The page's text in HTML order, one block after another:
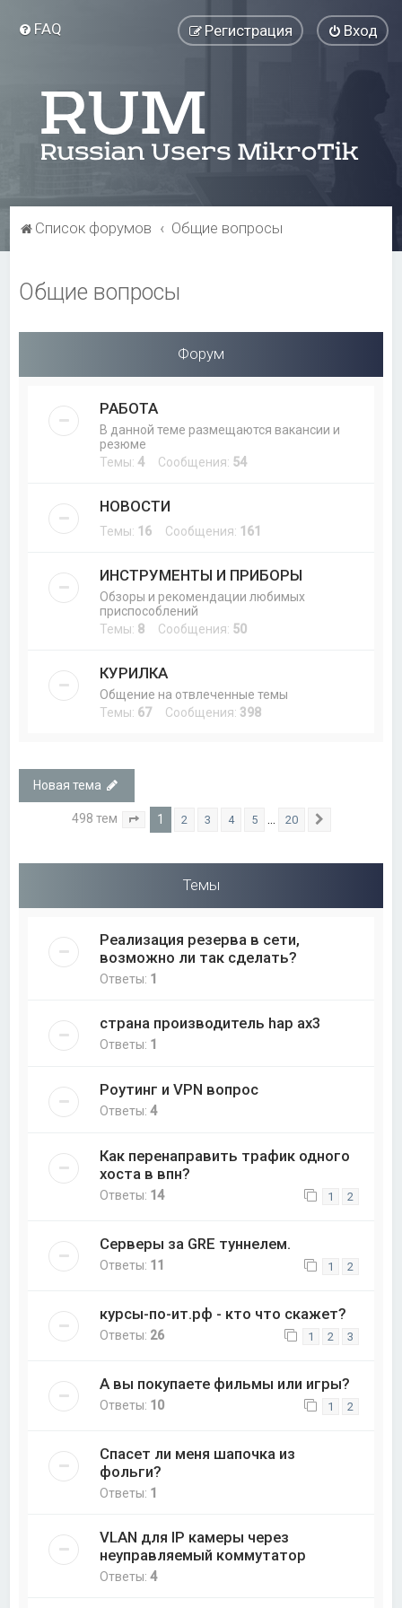
FAQ Вход
Регистрация
Список форумов Общие вопросы
Общие вопросы
Форум
РАБОТА
В данной теме размещаются вакансии и
резюме
Темы:4 Сообщения: 54
НОВОСТИ
Темы: 16 Сообщения: 161
ИНСТРУМЕНТЫ И ПРИБОРЫ
Обзоры и рекомендации любимых
приспособлений
Темы: 8 Сообщения: 50
КУРИЛКА
Общение на отвлеченные темы
Темы: 67Сообщения: 398
Новая тема
498 тем Страница из 20
1 2 3 4 5 20
Темы
Реализация резерва в сети,
возможно ли так сделать?
Ответы: 1
страна производитель hap ax3
Ответы: 1
Роутинг и VPN вопрос
Ответы:4
Как перенаправить трафик одного
хоста в впн?
Ответы: 14 1 2
Серверы за GRE туннелем.
Ответы: 11 1 2
курсы-по-ит.рф - кто что скажет?
Ответы: 26 1 2 3
А вы покупаете фильмы или игры?
Ответы: 10 1 2
Спасет ли меня шапочка из
фольги?
Ответы: 1
VLAN для IP камеры через
неуправляемый коммутатор
Ответы:4